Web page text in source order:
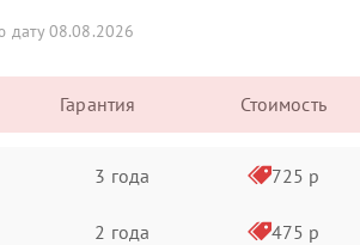
дату 08.08.2026
Гарантия Стоимость
3 года 725 р
2 года 475 р